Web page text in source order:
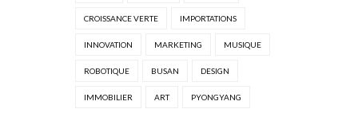
CROISSANCE VERTE IMPORTATIONS
INNOVATION MARKETING MUSIQUE
ROBOTIQUE BUSAN DESIGN
IMMOBILIER ART PYONGYANG